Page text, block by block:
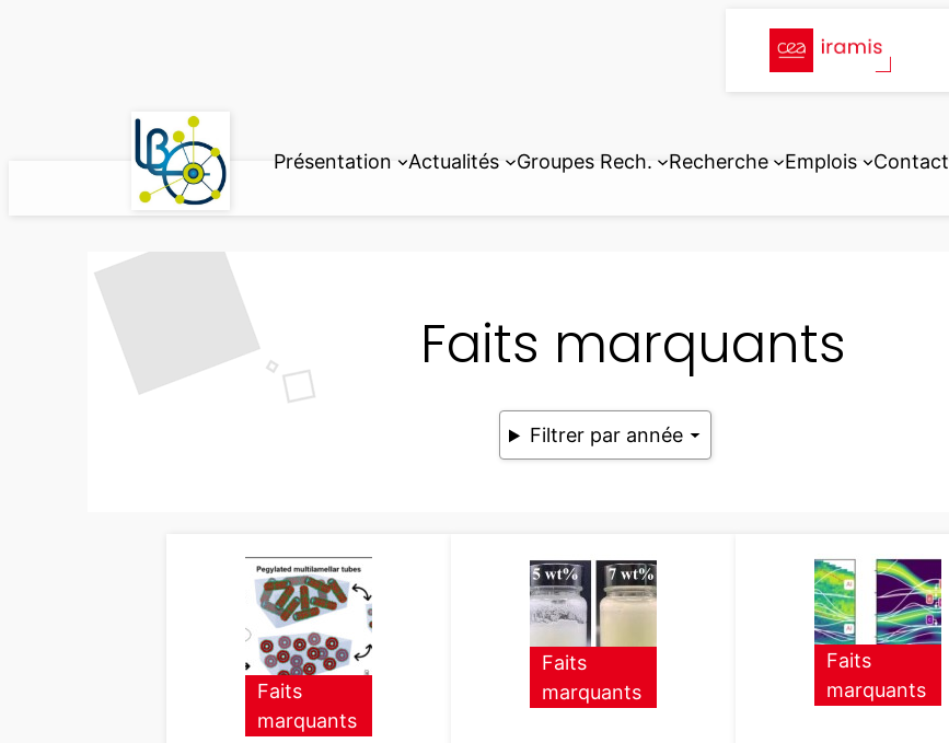
Présentation Actualités Groupes Rech. Recherche Emplois Contact
Faits marquants
Filtrer par année
Faits
marquants
Faits
marquants
Faits
marquants